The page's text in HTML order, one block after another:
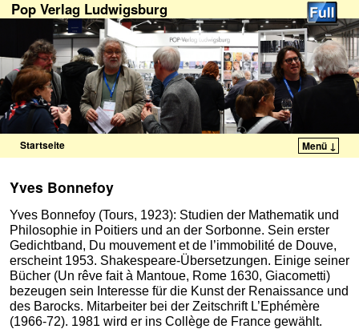
Pop Verlag Ludwigsburg
Startseite Menü ↓
Yves Bonnefoy
Yves Bonnefoy (Tours, 1923): Studien der Mathematik und
Philosophie in Poitiers und an der Sorbonne. Sein erster
Gedichtband, Du mouvement et de l’immobilité de Douve,
erscheint 1953. Shakespeare-Übersetzungen. Einige seiner
Bücher (Un rêve fait à Mantoue, Rome 1630, Giacometti)
bezeugen sein Interesse für die Kunst der Renaissance und
des Barocks. Mitarbeiter bei der Zeitschrift L’Ephémère
(1966-72). 1981 wird er ins Collège de France gewählt.